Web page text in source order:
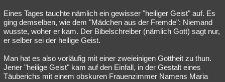
Eines Tages tauchte nämlich ein gewisser "heiliger Geist" auf. Es
ging demselben, wie dem "Mädchen aus der Fremde": Niemand
wusste, woher er kam. Der Bibelschreiber (nämlich Gott) sagt nur,
er selber sei der heilige Geist.
Man hat es also vorläufig mit einer zweieinigen Gottheit zu thun.
Jener "heilige Geist" kam auf den Einfall, in der Gestalt eines
Täuberichs mit einem obskuren Frauenzimmer Namens Maria